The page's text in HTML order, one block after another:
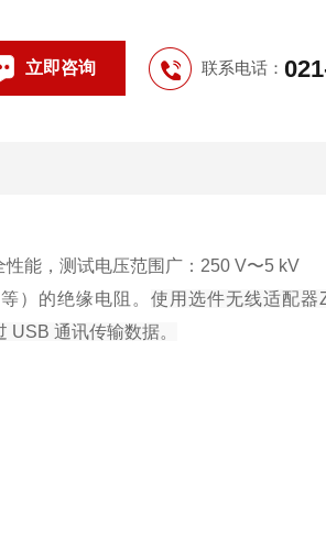
立即咨询 联系电话：
性能，测试电压范围广：250 V〜5 kV
）的绝缘电阻。 使用选件无线适配器
通讯传输数据。